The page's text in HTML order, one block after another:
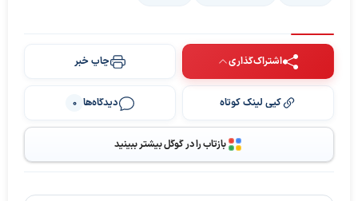
اشتراک‌گذاری چاپ خبر
کپی لینک کوتاه دیدگاه‌ها 0
بازتاب را در گوگل بیشتر ببینید